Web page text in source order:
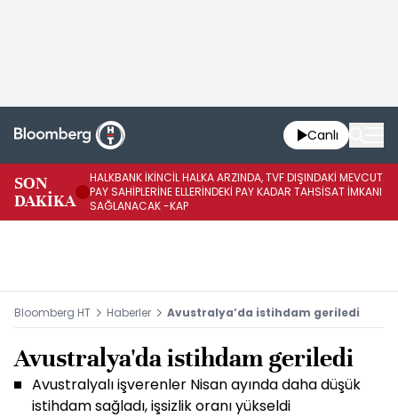
Canlı
SON
DAKİKA
HALKBANK İKİNCİL HALKA ARZINDA, TVF DIŞINDAKİ MEVCUT
PAY SAHİPLERİNE ELLERİNDEKİ PAY KADAR TAHSİSAT İMKANI
SAĞLANACAK -KAP
Bloomberg HT Haberler Avustralya’da istihdam geriledi
Avustralya'da istihdam geriledi
Avustralyalı işverenler Nisan ayında daha düşük
istihdam sağladı, işsizlik oranı yükseldi